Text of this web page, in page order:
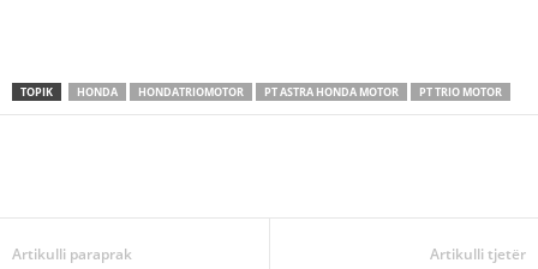
TOPIK HONDA HONDATRIOMOTOR PT ASTRA HONDA MOTOR PT TRIO MOTOR
Artikulli paraprak Artikulli tjetër